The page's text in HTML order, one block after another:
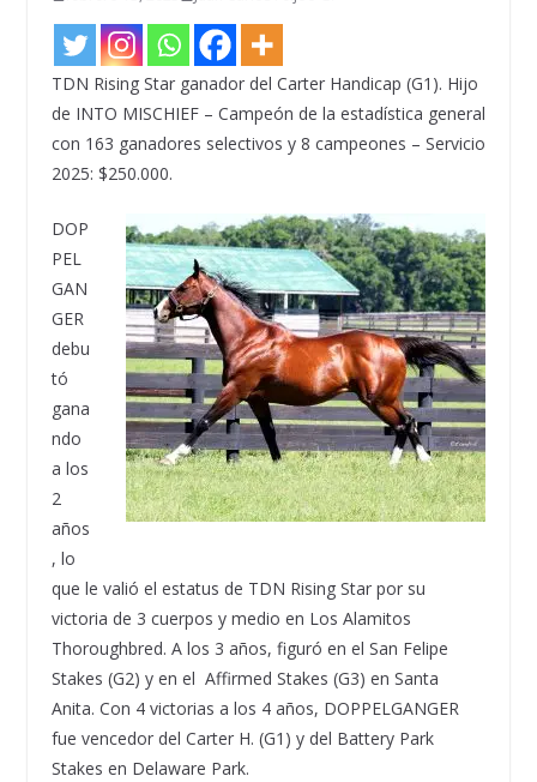
TDN Rising Star ganador del Carter Handicap (G1). Hijo
de INTO MISCHIEF – Campeón de la estadística general
con 163 ganadores selectivos y 8 campeones – Servicio
2025: $250.000.
DOP
PEL
GAN
GER
debu
tó
gana
ndo
a los
2
años
, lo
que le valió el estatus de TDN Rising Star por su
victoria de 3 cuerpos y medio en Los Alamitos
Thoroughbred. A los 3 años, figuró en el San Felipe
Stakes (G2) y en el Affirmed Stakes (G3) en Santa
Anita. Con 4 victorias a los 4 años, DOPPELGANGER
fue vencedor del Carter H. (G1) y del Battery Park
Stakes en Delaware Park.